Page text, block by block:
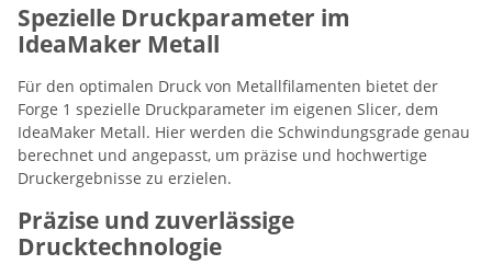
Spezielle Druckparameter im
IdeaMaker Metall
Für den optimalen Druck von Metallfilamenten bietet der
Forge 1 spezielle Druckparameter im eigenen Slicer, dem
IdeaMaker Metall. Hier werden die Schwindungsgrade genau
berechnet und angepasst, um präzise und hochwertige
Druckergebnisse zu erzielen.
Präzise und zuverlässige
Drucktechnologie